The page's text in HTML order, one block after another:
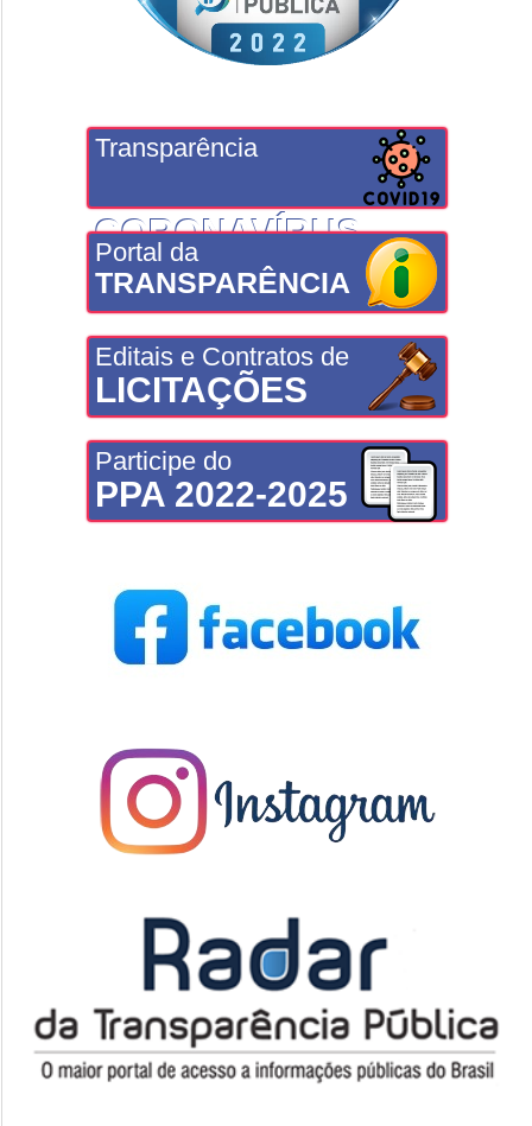
Transparência
CORONAVÍRUS
Portal da
TRANSPARÊNCIA
Editais e Contratos de
LICITAÇÕES
Participe do
PPA 2022-2025